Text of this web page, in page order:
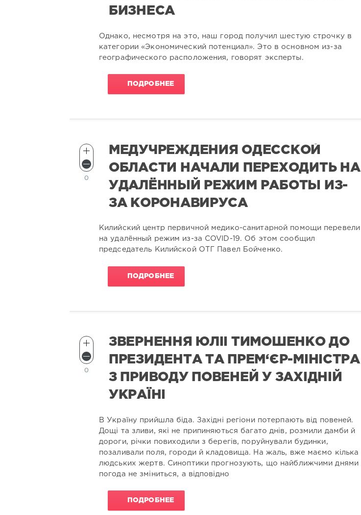
БИЗНЕСА
Однако, несмотря на это, наш город получил шестую строчку в
категории «Экономический потенциал». Это в основном из-за
географического расположения, говорят эксперты.
ПОДРОБНЕЕ
МЕДУЧРЕЖДЕНИЯ ОДЕССКОЙ
ОБЛАСТИ НАЧАЛИ ПЕРЕХОДИТЬ НА
УДАЛЁННЫЙ РЕЖИМ РАБОТЫ ИЗ-
ЗА КОРОНАВИРУСА
0
Килийский центр первичной медико-санитарной помощи перевели
на удалённый режим из-за COVID-19. Об этом сообщил
председатель Килийской ОТГ Павел Бойченко.
ПОДРОБНЕЕ
ЗВЕРНЕННЯ ЮЛІЇ ТИМОШЕНКО ДО
ПРЕЗИДЕНТА ТА ПРЕМ‘ЄР-МІНІСТРА
З ПРИВОДУ ПОВЕНЕЙ У ЗАХІДНІЙ
УКРАЇНІ
0
В Україну прийшла біда. Західні регіони потерпають від повеней.
Дощі та зливи, які не припиняються багато днів, розмили дамби й
дороги, річки повиходили з берегів, поруйнували будинки,
позаливали поля, городи й кладовища. На жаль, вже маємо кілька
людських жертв. Синоптики прогнозують, що найближчими днями
погода не зміниться, а відповідно
ПОДРОБНЕЕ